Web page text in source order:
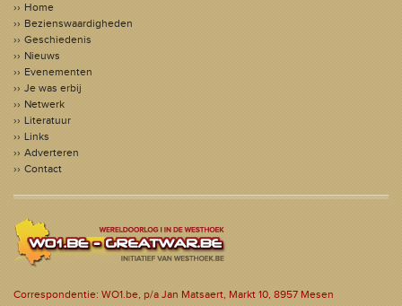
Home
Bezienswaardigheden
Geschiedenis
Nieuws
Evenementen
Je was erbij
Netwerk
Literatuur
Links
Adverteren
Contact
Correspondentie: WO1.be, p/a Jan Matsaert, Markt 10, 8957 Mesen